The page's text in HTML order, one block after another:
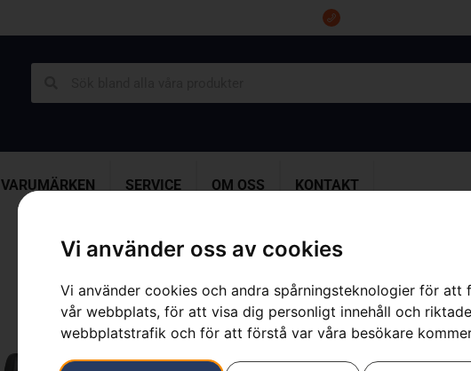
Vi använder oss av cookies
Vi använder cookies och andra spårningsteknologier för
vår webbplats, för att visa dig personligt innehåll och
webbplatstrafik och för att förstå var våra besökare
VARUMÄRKEN SERVICE OM OSS KONTAKT
Kategorier: